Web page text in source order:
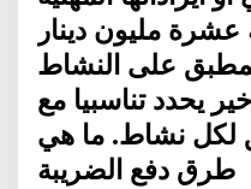
مليون دينار
المطبق على النشاط
يحدد تناسبيا مع
لكل نشاط. ما هي
طرق دفع الضريبة